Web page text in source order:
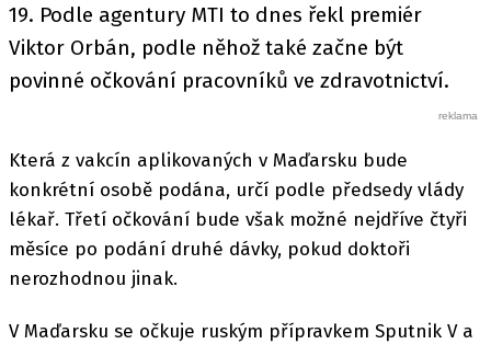
19. Podle agentury MTI to dnes řekl premiér
Viktor Orbán, podle něhož také začne být
povinné očkování pracovníků ve zdravotnictví.
Která z vakcín aplikovaných v Maďarsku bude
konkrétní osobě podána, určí podle předsedy vlády
lékař. Třetí očkování bude však možné nejdříve čtyři
měsíce po podání druhé dávky, pokud doktoři
nerozhodnou jinak.
V Maďarsku se očkuje ruským přípravkem Sputnik V a